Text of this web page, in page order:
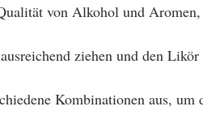
von Alkohol und
ziehen und den
Kombinationen aus, um